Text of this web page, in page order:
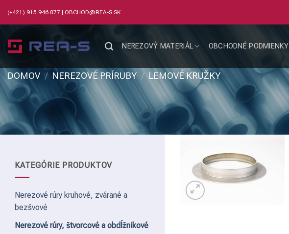
(+421) 915 946 877 | OBCHOD@REA-S.SK
NEREZOVÝ MATERIÁL OBCHODNÉ PODMIENKY
DOMOV / NEREZOVÉ PRÍRUBY / LEMOVÉ KRUŽKY
KATEGÓRIE PRODUKTOV
Nerezové rúry kruhové, zvárané a
bezšvové
Nerezové rúry, štvorcové a obdĺžnikové